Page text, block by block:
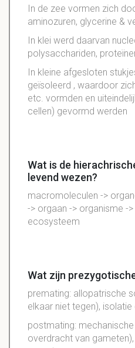
In de zee vormen zich
aminozuren, glycerine &
In klei werd daarvan
polysacchariden,
In kleine afgesloten
geïsoleerd , waardoor
etc. vormden en
cellen) gevormd werden
Wat is de
levend wezen?
macromoleculen ->
-> orgaan -> organisme -
ecosysteem
Wat zijn
premating: allopatrische
elkaar niet tegen),
postmating:
overdracht van